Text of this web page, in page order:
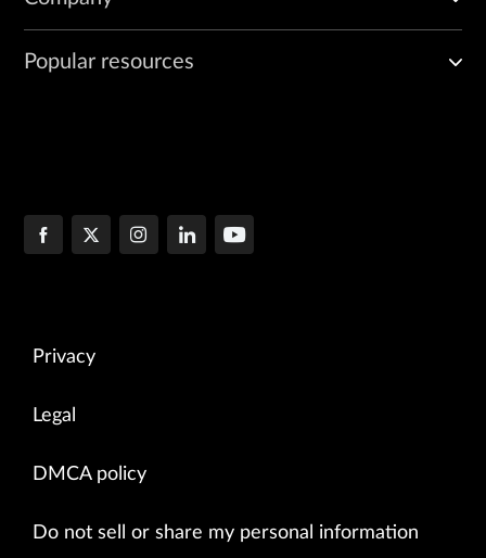
Popular resources
Privacy
Legal
DMCA policy
Do not sell or share my personal information